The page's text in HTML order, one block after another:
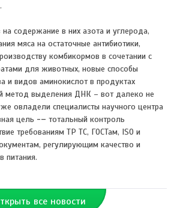
содержание в них азота и углерода,
мяса на остаточные антибиотики,
комбикормов в сочетании с
для животных, новые способы
и видов аминокислот в продуктах
метод выделения ДНК – вот далеко не
овладели специалисты научного центра
цель -– тотальный контроль
требованиям ТР ТС, ГОСТам, ISO и
регулирующим качество и
питания.
все новости